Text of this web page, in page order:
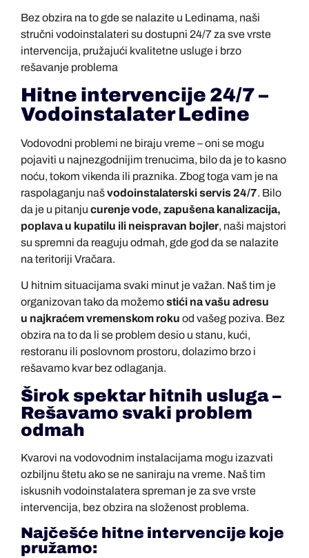
Bez obzira na to gde se nalazite u Ledinama, naši
stručni vodoinstalateri su dostupni 24/7 za sve vrste
intervencija, pružajući kvalitetne usluge i brzo
rešavanje problema
Hitne intervencije 24/7 –
Vodoinstalater Ledine
Vodovodni problemi ne biraju vreme – oni se mogu
pojaviti u najnezgodnijim trenucima, bilo da je to kasno
noću, tokom vikenda ili praznika. Zbog toga vam je na
raspolaganju našvodoinstalaterski servis 24/7. Bilo
da je u pitanju curenje vode, zapušena kanalizacija,
poplava u kupatilu ili neispravan bojler, naši majstori
su spremni da reaguju odmah, gde god da se nalazite
na teritoriji Vračara.
U hitnim situacijama svaki minut je važan. Naš tim je
organizovan tako da možemostići na vašu adresu
u najkraćem vremenskom roku od vašeg poziva. Bez
obzira na to da li se problem desio u stanu, kući,
restoranu ili poslovnom prostoru, dolazimo brzo i
rešavamo kvar bez odlaganja.
Širok spektar hitnih usluga –
Rešavamo svaki problem
odmah
Kvarovi na vodovodnim instalacijama mogu izazvati
ozbiljnu štetu ako se ne saniraju na vreme. Naš tim
iskusnih vodoinstalatera spreman je za sve vrste
intervencija, bez obzira na složenost problema.
Najčešće hitne intervencije koje
pružamo: